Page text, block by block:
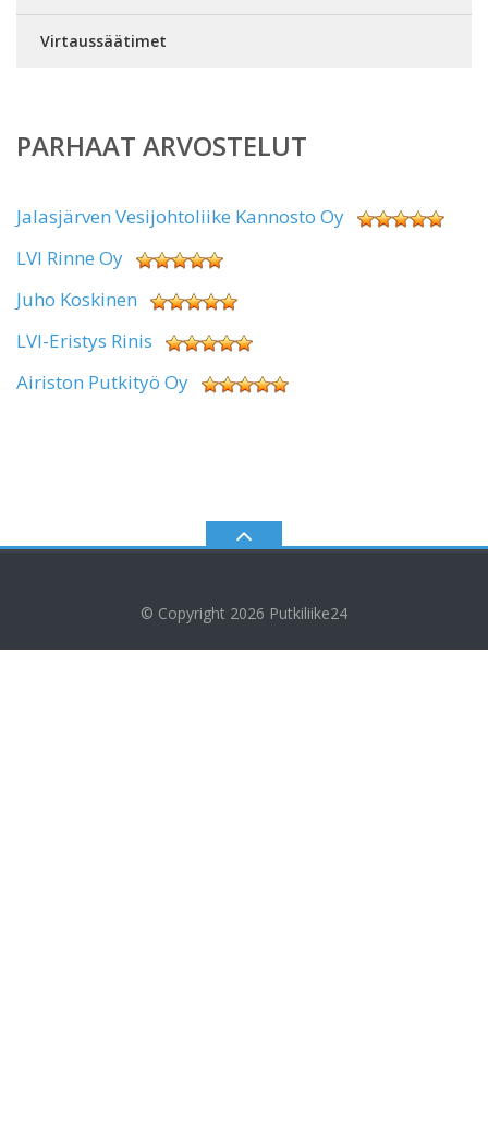
Virtaussäätimet
PARHAAT ARVOSTELUT
Jalasjärven Vesijohtoliike Kannosto Oy
LVI Rinne Oy
Juho Koskinen
LVI-Eristys Rinis
Airiston Putkityö Oy
© Copyright 2026 Putkiliike24